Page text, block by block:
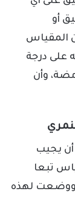
أو
المقياس
على درجة
وأن
يجيب
تبعا
ووضعت لهذه